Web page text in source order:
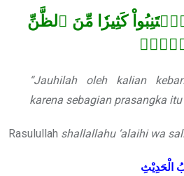
ٱجۡتَنِبُواْ كَثِيرٗا مِّنَ ٱلظَّنِّ
إِثۡمٞۖ
“Jauhilah oleh kalian
karena sebagian prasangka itu
Rasulullah shallallahu ‘alaihi wa
الْحَدِيْثِ